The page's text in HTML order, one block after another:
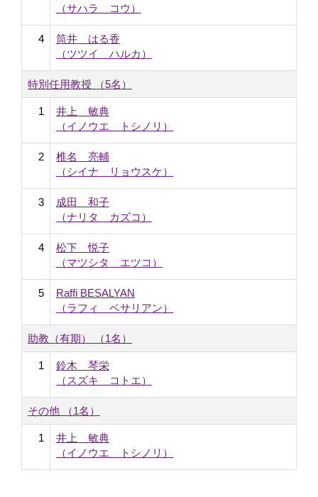
（サハラ コウ）
4
筒井 はる香
（ツツイ ハルカ）
特別任用教授 （5名）
1
井上 敏典
（イノウエ トシノリ）
2
椎名 亮輔
（シイナ リョウスケ）
3
成田 和子
（ナリタ カズコ）
4
松下 悦子
（マツシタ エツコ）
5
Raffi BESALYAN
（ラフィ ベサリアン）
助教（有期） （1名）
1
鈴木 琴栄
（スズキ コトエ）
その他 （1名）
1
井上 敏典
（イノウエ トシノリ）